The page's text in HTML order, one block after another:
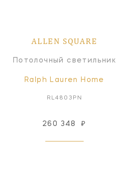
ALLEN SQUARE
Потолочный светильник
Ralph Lauren Home
RL4803PN
260 348 ₽